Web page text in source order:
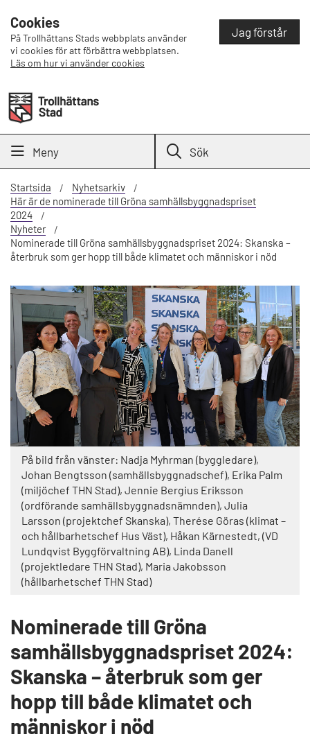
Cookies
På Trollhättans Stads webbplats använder
vi cookies för att förbättra webbplatsen.
Läs om hur vi använder cookies
Jag förstår
Meny Sök
Startsida
Nyhetsarkiv
Här är de nominerade till Gröna samhällsbyggnadspriset
2024
Nyheter
Nominerade till Gröna samhällsbyggnadspriset 2024: Skanska –
återbruk som ger hopp till både klimatet och människor i nöd
På bild från vänster: Nadja Myhrman (byggledare),
Johan Bengtsson (samhällsbyggnadschef), Erika Palm
(miljöchef THN Stad), Jennie Bergius Eriksson
(ordförande samhällsbyggnadsnämnden), Julia
Larsson (projektchef Skanska), Therése Göras (klimat –
och hållbarhetschef Hus Väst), Håkan Kärnestedt, (VD
Lundqvist Byggförvaltning AB), Linda Danell
(projektledare THN Stad), Maria Jakobsson
(hållbarhetschef THN Stad)
Nominerade till Gröna
samhällsbyggnadspriset 2024:
Skanska – återbruk som ger
hopp till både klimatet och
människor i nöd